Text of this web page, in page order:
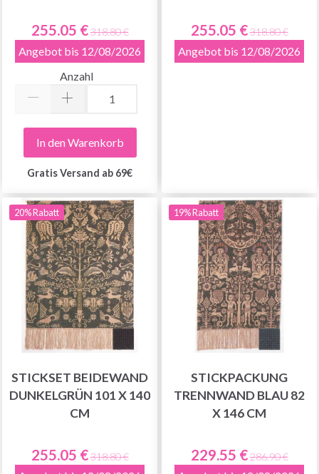
255.05 €318.80 €
Angebot bis 12/08/2026
Anzahl
In den Warenkorb
Gratis Versand ab 69€
255.05 €318.80 €
Angebot bis 12/08/2026
20% Rabatt
STICKSET BEIDEWAND
DUNKELGRÜN 101 X 140
CM
255.05 €318.80 €
19% Rabatt
STICKPACKUNG
TRENNWAND BLAU 82
X 146 CM
229.55 €286.90 €